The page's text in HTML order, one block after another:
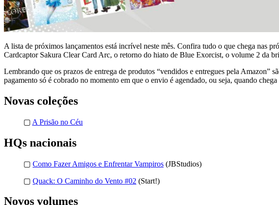
A lista de próximos lançamentos está incrível neste mês. Confira tudo o que chega nas
Cardcaptor Sakura Clear Card Arc, o retorno do hiato de Blue Exorcist, o volume 2 da
Lembrando que os prazos de entrega de produtos “vendidos e entregues pela
pagamento só é cobrado no momento em que o envio é agendado, ou seja, quando
Novas coleções
▢ A Prisão no Céu
HQs nacionais
▢ Como Fazer Amigos e Enfrentar Vampiros (JBStudios)
▢ Quack: O Caminho do Vento #02 (Start!)
Novos volumes